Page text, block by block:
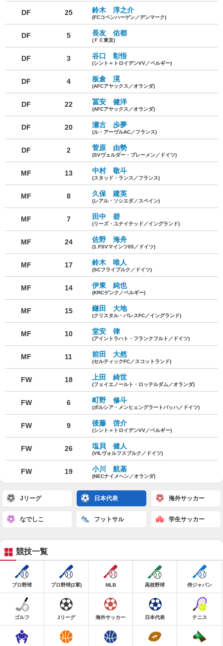
DF 25 鈴木 淳之介
(FCコペンハーゲン／デンマーク)
DF 5 長友 佑都
(ＦＣ東京)
DF 3 谷口 彰悟
(シント＝トロイデンVV／ベルギー)
DF 4 板倉 滉
(AFCアヤックス／オランダ)
DF 22 冨安 健洋
(AFCアヤックス／オランダ)
DF 20 瀬古 歩夢
(ル・アーヴルAC／フランス)
DF 2 菅原 由勢
(SVヴェルダー・ブレーメン／ドイツ)
MF 13 中村 敬斗
(スタッド・ランス／フランス)
MF 8 久保 建英
(レアル・ソシエダ／スペイン)
MF 7 田中 碧
(リーズ・ユナイテッド／イングランド)
MF 24 佐野 海舟
(1.FSVマインツ05／ドイツ)
MF 17 鈴木 唯人
(SCフライブルク／ドイツ)
MF 14 伊東 純也
(KRCゲンク／ベルギー)
MF 15 鎌田 大地
(クリスタル・パレスFC／イングランド)
MF 10 堂安 律
(アイントラハト・フランクフルト／ドイツ)
MF 11 前田 大然
(セルティックFC／スコットランド)
FW 18 上田 綺世
(フェイエノールト・ロッテルダム／オランダ)
FW 6 町野 修斗
(ボルシア・メンヒェングラートバッハ／ドイツ)
FW 9 後藤 啓介
(シント＝トロイデンVV／ベルギー)
FW 26 塩貝 健人
(VfLヴォルフスブルク／ドイツ)
FW 19 小川 航基
(NECナイメヘン／オランダ)
Jリーグ 日本代表 海外サッカー
なでしこ フットサル 学生サッカー
競技一覧
プロ野球 プロ野球(2軍) MLB 高校野球 侍ジャパン
ゴルフ Jリーグ 海外サッカー 日本代表 テニス